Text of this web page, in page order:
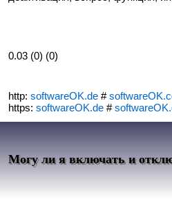
0.03 (0) (0)
http: softwareOK.de #
https: softwareOK.de #
Могу ли я включать и